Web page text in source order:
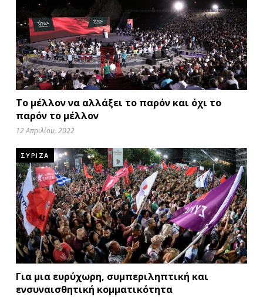
Το μέλλον να αλλάξει το παρόν και όχι το
παρόν το μέλλον
12 Απριλίου, 2022
ΣΥΡΙΖΑ
Για μια ευρύχωρη, συμπεριληπτική και
ενσυναισθητική κομματικότητα